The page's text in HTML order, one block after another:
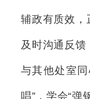
辅政有质效，
及时沟通反馈
与其他处室
唱”，学会“弹